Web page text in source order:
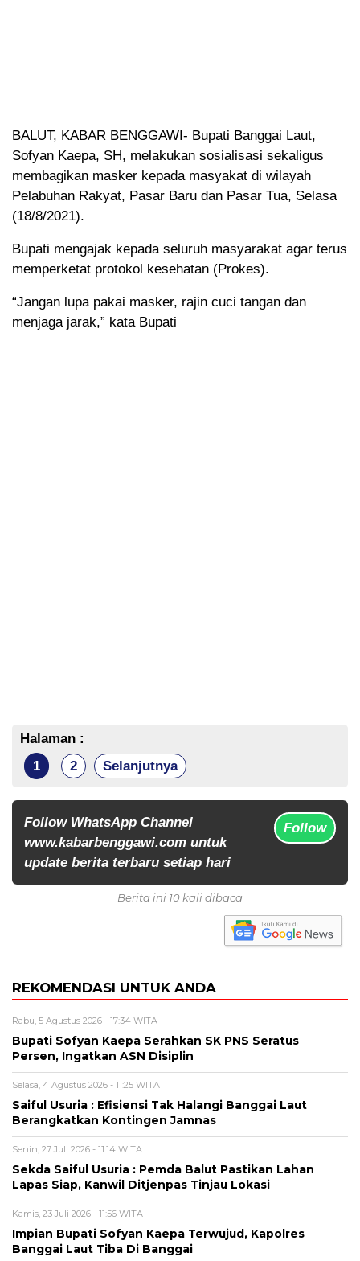
BALUT, KABAR BENGGAWI- Bupati Banggai Laut,
Sofyan Kaepa, SH, melakukan sosialisasi sekaligus
membagikan masker kepada masyakat di wilayah
Pelabuhan Rakyat, Pasar Baru dan Pasar Tua, Selasa
(18/8/2021).
Bupati mengajak kepada seluruh masyarakat agar terus
memperketat protokol kesehatan (Prokes).
“Jangan lupa pakai masker, rajin cuci tangan dan
menjaga jarak,” kata Bupati
Halaman :
1
2 Selanjutnya
Follow WhatsApp Channel
www.kabarbenggawi.com untuk
update berita terbaru setiap hari
Follow
Berita ini 10 kali dibaca
REKOMENDASI UNTUK ANDA
Rabu, 5 Agustus 2026 - 17:34 WITA
Bupati Sofyan Kaepa Serahkan SK PNS Seratus
Persen, Ingatkan ASN Disiplin
Selasa, 4 Agustus 2026 - 11:25 WITA
Saiful Usuria : Efisiensi Tak Halangi Banggai Laut
Berangkatkan Kontingen Jamnas
Senin, 27 Juli 2026 - 11:14 WITA
Sekda Saiful Usuria : Pemda Balut Pastikan Lahan
Lapas Siap, Kanwil Ditjenpas Tinjau Lokasi
Kamis, 23 Juli 2026 - 11:56 WITA
Impian Bupati Sofyan Kaepa Terwujud, Kapolres
Banggai Laut Tiba Di Banggai